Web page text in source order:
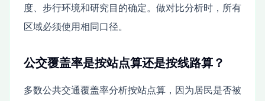
度、步行环境和研究目的确定。做对比分析时，所有
区域必须使用相同口径。
公交覆盖率是按站点算还是按线路算？
多数公共交通覆盖率分析按站点算，因为居民是否被